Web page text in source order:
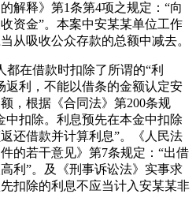
解释》第1条第4项之规定：“向
资金”。本案中安某某单位工作
从吸收公众存款的总额中减去。
在借款时扣除了所谓的“利
返利，不能以借条的金额认定安
，根据《合同法》第200条规
中扣除。利息预先在本金中扣除
还借款并计算利息”。《人民法
的若干意见》第7条规定：“出借
利”。及《刑事诉讼法》实事求
扣除的利息不应当计入安某某非